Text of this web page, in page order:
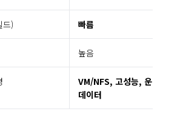
드) 빠름
높음
VM/NFS, 고성능, 운영
데이터